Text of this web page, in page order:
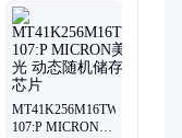
、
、
、
、
MT41K256M16TW-
107:P MICRON美